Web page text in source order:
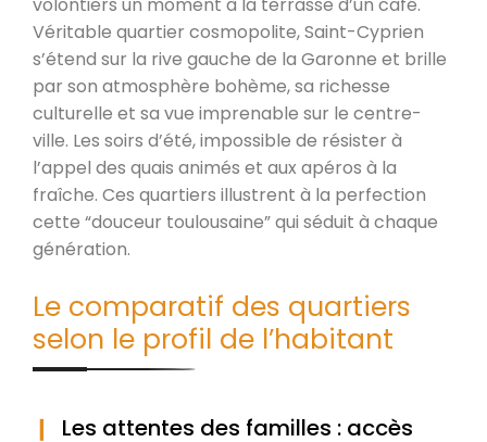
Véritable quartier cosmopolite, Saint-Cyprien
s’étend sur la rive gauche de la Garonne et brille
par son atmosphère bohème, sa richesse
culturelle et sa vue imprenable sur le centre-
ville. Les soirs d’été, impossible de résister à
l’appel des quais animés et aux apéros à la
fraîche. Ces quartiers illustrent à la perfection
cette “douceur toulousaine” qui séduit à chaque
génération.
Le comparatif des quartiers
selon le profil de l’habitant
Les attentes des familles : accès